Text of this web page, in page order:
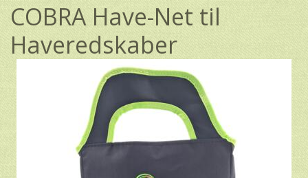
COBRA Have-Net til
Haveredskaber